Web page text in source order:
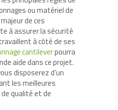
ou matériel de
de ces
à assurer la sécurité
à côté de ses
cantileverpourra
aide dans ce projet.
disposerez d’un
les meilleures
qualité et de